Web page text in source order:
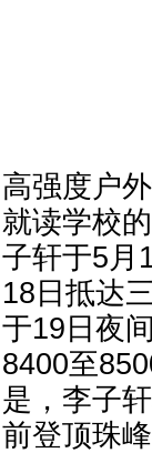
高强度户
就读学校
子轩于5月
18日抵达
于19日夜
8400至
是，李子
前登顶珠